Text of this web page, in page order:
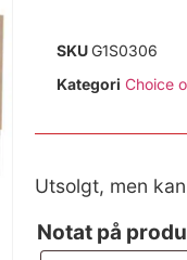
SKUG1S0306
Kategori Choice
Utsolgt, men
Notat på